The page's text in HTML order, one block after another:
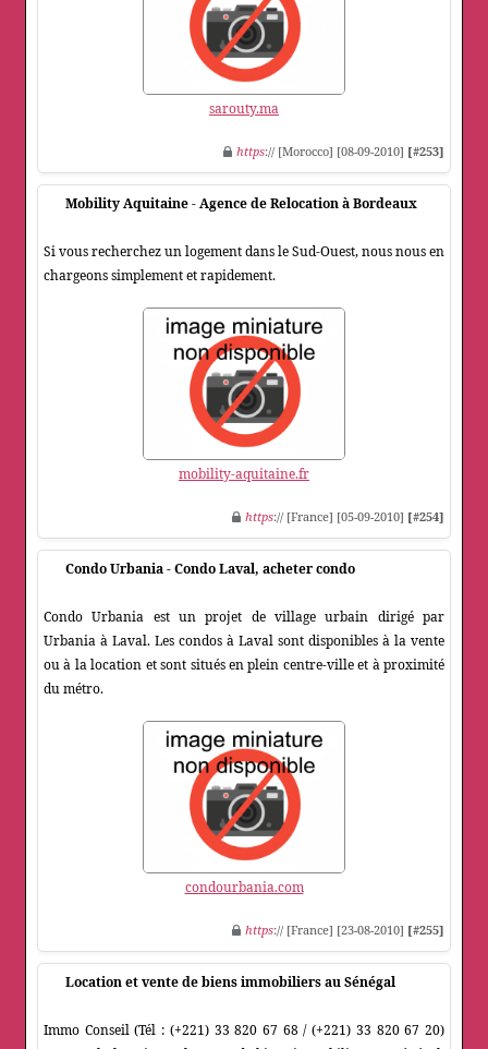
sarouty.ma
https:// [Morocco] [08-09-2010] [#253]
Mobility Aquitaine - Agence de Relocation à Bordeaux
Si vous recherchez un logement dans le Sud-Ouest, nous nous en
chargeons simplement et rapidement.
mobility-aquitaine.fr
https:// [France] [05-09-2010] [#254]
Condo Urbania - Condo Laval, acheter condo
Condo Urbania est un projet de village urbain dirigé par
Urbania à Laval. Les condos à Laval sont disponibles à la vente
ou à la location et sont situés en plein centre-ville et à proximité
du métro.
condourbania.com
https:// [France] [23-08-2010] [#255]
Location et vente de biens immobiliers au Sénégal
Immo Conseil (Tél : (+221) 33 820 67 68 / (+221) 33 820 67 20)